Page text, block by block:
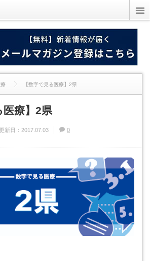
【数字で見る医療】2県
医療】2県
更新日： 2017.07.03 0